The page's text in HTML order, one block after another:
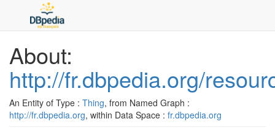
About:
http://fr.dbpedia.org/
An Entity of Type : Thing, from Named Graph :
http://fr.dbpedia.org, within Data Space : fr.dbpedia.org